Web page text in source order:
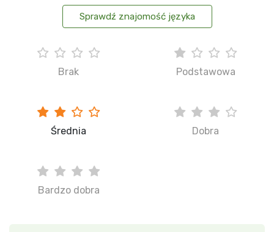
Sprawdź znajomość języka
Brak Podstawowa
Średnia Dobra
Bardzo dobra